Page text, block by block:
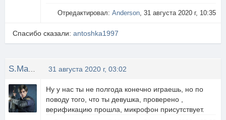
Отредактировал: Anderson, 31 августа 2020 г, 10:35
Спасибо сказали: antoshka1997
31 августа 2020 г, 03:02
Ну у нас ты не полгода конечно играешь, но по
поводу того, что ты девушка, проверено ,
верификацию прошла, микрофон присутствует.